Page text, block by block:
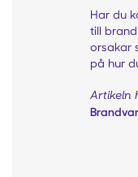
Har du
till
orsakar
på hur
Artikeln